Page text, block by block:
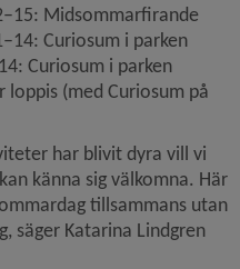
Midsommarfirande
Curiosum i parken
Curiosum i parken
loppis (med Curiosum på
har blivit dyra vill vi
känna sig välkomna. Här
tillsammans utan
säger Katarina Lindgren